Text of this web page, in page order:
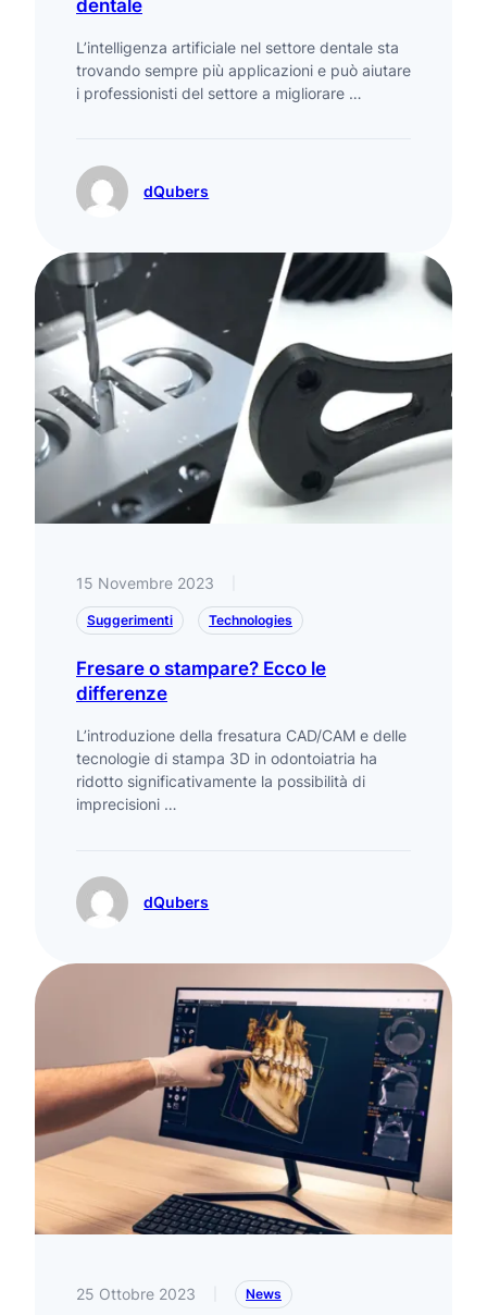
dentale
L’intelligenza artificiale nel settore dentale sta
trovando sempre più applicazioni e può aiutare
i professionisti del settore a migliorare …
dQubers
15 Novembre 2023
Suggerimenti Technologies
Fresare o stampare? Ecco le
differenze
L’introduzione della fresatura CAD/CAM e delle
tecnologie di stampa 3D in odontoiatria ha
ridotto significativamente la possibilità di
imprecisioni …
dQubers
25 Ottobre 2023 News